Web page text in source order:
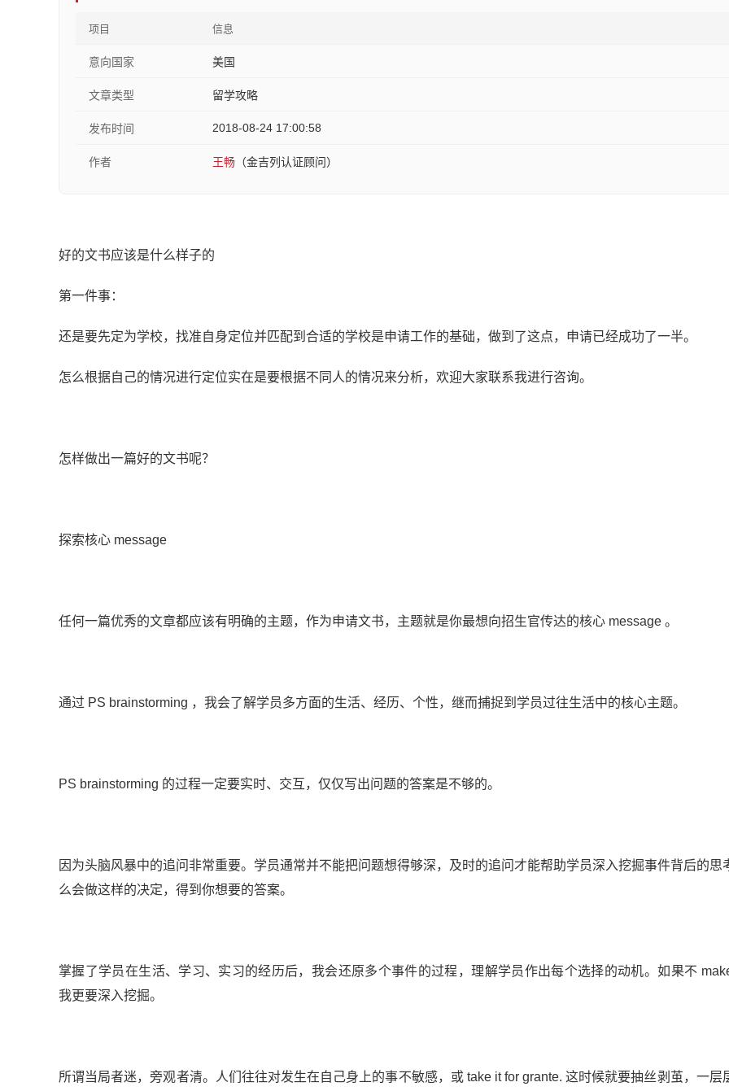
项目 信息
意向国家 美国
文章类型 留学攻略
发布时间 2018-08-24 17:00:58
作者 王畅 （金吉列认证顾问）
好的文书应该是什么样子的
第一件事：
还是要先定为学校，找准自身定位并匹配到合适的学校是申请工作的基础，做到了这点，申请已经成功了一半。
怎么根据自己的情况进行定位实在是要根据不同人的情况来分析，欢迎大家联系我进行咨询。
怎样做出一篇好的文书呢？
探索核心 message
任何一篇优秀的文章都应该有明确的主题，作为申请文书，主题就是你最想向招生官传达的核心 message 。
通过 PS brainstorming ，我会了解学员多方面的生活、经历、个性，继而捕捉到学员过往生活中的核心主题。
PS brainstorming 的过程一定要实时、交互，仅仅写出问题的答案是不够的。
因为头脑风暴中的追问非常重要。学员通常并不能把问题想得够深，及时的追问才能帮助学员深入挖掘事件背后的思
么会做这样的决定，得到你想要的答案。
掌握了学员在生活、学习、实习的经历后，我会还原多个事件的过程，理解学员作出每个选择的动机。如果不
我更要深入挖掘。
所谓当局者迷，旁观者清。人们往往对发生在自己身上的事不敏感，或 take it for grante. 这时候就要抽丝剥茧，一层